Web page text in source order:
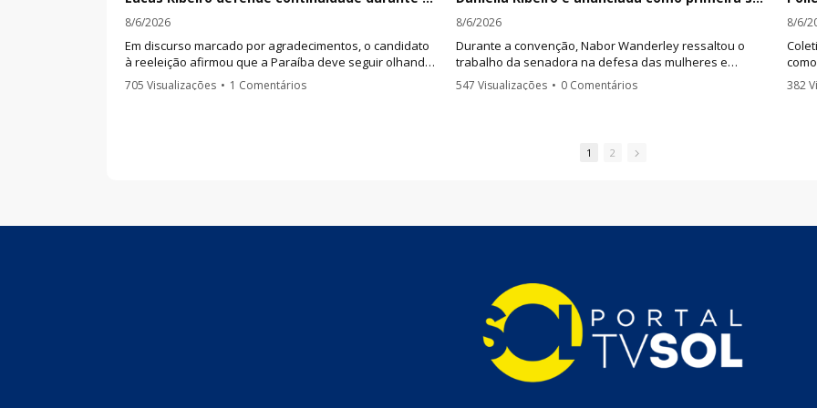
8/6/2026
Em discurso marcado por agradecimentos, o candidato
à reeleição afirmou que a Paraíba deve seguir olhando
para o futuro e disse que há nomes qualificados sendo
avaliados para completar a chapa.
705 Visualizações • 1 Comentários
8/6/2026
Durante a convenção, Nabor Wanderley ressaltou o
trabalho da senadora na defesa das mulheres e
afirmou que pretende fortalecer ações de combate à
violência e investimentos em segurança pública.
547 Visualizações • 0 Comentários
8/6/
382
1 2